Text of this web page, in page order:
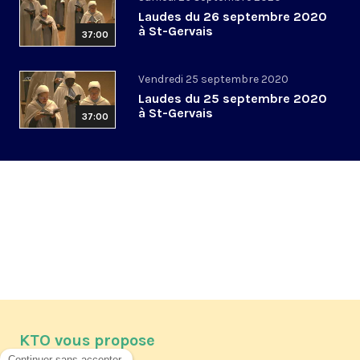
37:00
Laudes du 26 septembre 2020
à St-Gervais
37:00
Vendredi 25 septembre 2020
Laudes du 25 septembre 2020
à St-Gervais
KTO vous propose